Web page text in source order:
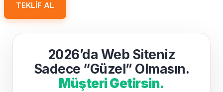
TEKLIF AL
2026’da Web Siteniz
Sadece “Güzel” Olmasın.
Müşteri Getirsin.